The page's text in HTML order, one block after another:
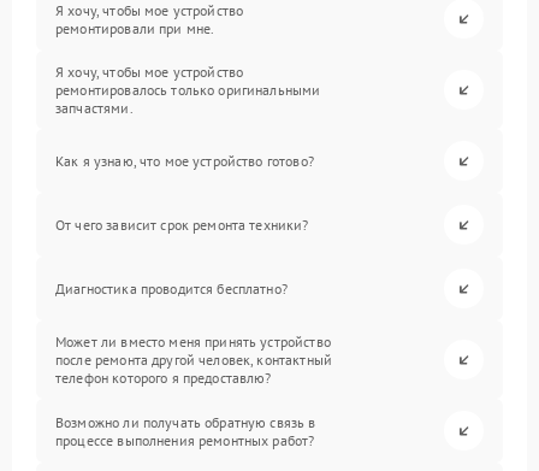
Я хочу, чтобы мое устройство
ремонтировали при мне.
Я хочу, чтобы мое устройство
ремонтировалось только оригинальными
запчастями.
Как я узнаю, что мое устройство готово?
От чего зависит срок ремонта техники?
Диагностика проводится бесплатно?
Может ли вместо меня принять устройство
после ремонта другой человек, контактный
телефон которого я предоставлю?
Возможно ли получать обратную связь в
процессе выполнения ремонтных работ?